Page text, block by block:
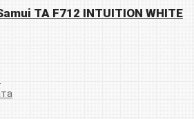
TA F712 INTUITION WHITE